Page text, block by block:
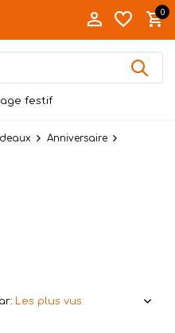
0
festif
Anniversaire